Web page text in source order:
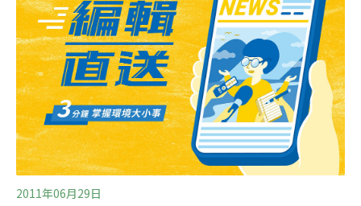
有一匹馬病重死亡，當時還引起了居民強烈抗議。另外還
有一宗兩年前的意外死亡事件尚在調查中，當時一名男子
在生前受雇運走海草，而海草在腐爛時會產生有毒的硫化
氫氣體。調查研究推斷，雖然目前這些海草是天然的，但
隨著布列塔尼中部地區許多穀物農場以及養豬場排放氮化
合物的肥料到河口，使得海草大量增長。7月26日早上死
亡的5頭死野豬，有兩
2011年06月29日